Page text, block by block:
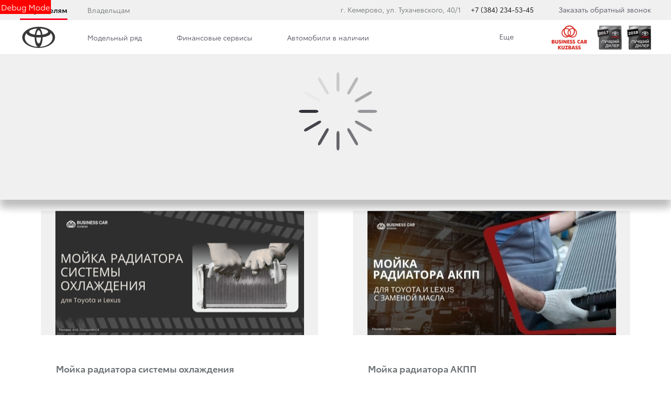
Debug Mode
Покупателям Владельцам г. Кемерово, ул. Тухачевского, 40/1 +7 (384) 234-53-45 Заказать обратный звонок
Модельный ряд Финансовые сервисы Автомобили в наличии Еще
СПЕЦИАЛЬНЫЕ ПРЕДЛОЖЕНИЯ
Мойка радиатора системы охлаждения Мойка радиатора АКПП